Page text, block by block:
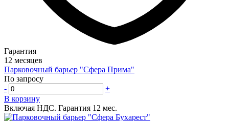
Гарантия
12 месяцев
Парковочный барьер "Сфера Прима"
По запросу
-
+
В корзину
Включая НДС. Гарантия 12 мес.